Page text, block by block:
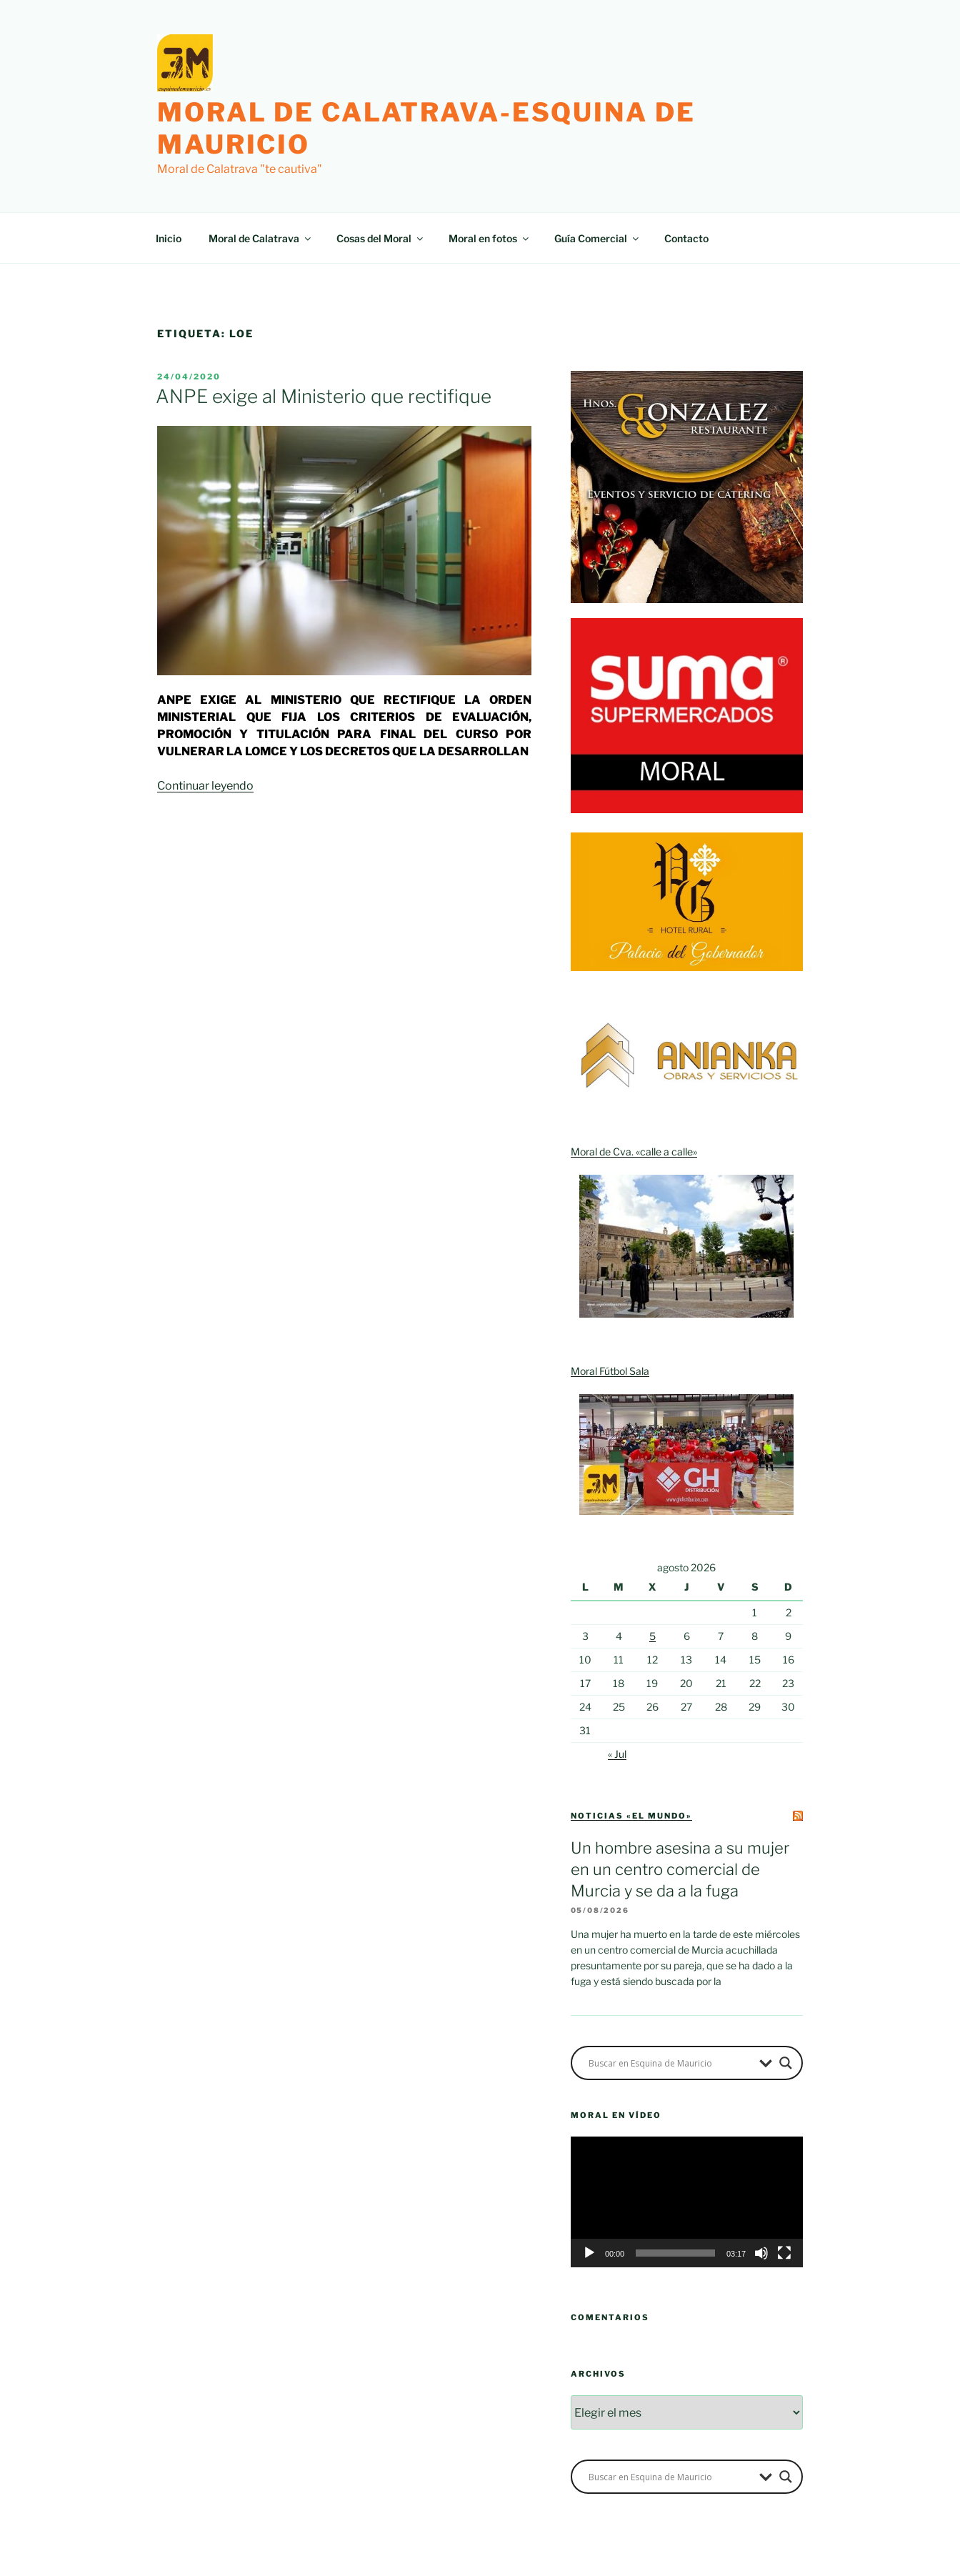
MORAL DE CALATRAVA-ESQUINA DE
MAURICIO
Moral de Calatrava "te cautiva"
Inicio Moral de Calatrava Cosas del Moral Moral en fotos Guía Comercial Contacto
ETIQUETA: LOE
PUBLICADO
EL
24/04/2020
ANPE exige al Ministerio que rectifique
ANPE EXIGE AL MINISTERIO QUE RECTIFIQUE LA ORDEN
MINISTERIAL QUE FIJA LOS CRITERIOS DE EVALUACIÓN,
PROMOCIÓN Y TITULACIÓN PARA FINAL DEL CURSO POR
VULNERAR LA LOMCE Y LOS DECRETOS QUE LA DESARROLLAN
Continuar leyendo
Moral de Cva. «calle a calle»
Moral Fútbol Sala
agosto 2026
L
M X J V S D
1
2
3
4 5 6 7 8
9
10
11 12 13 14 15
16
17
18 19 20 21 22
23
24
25 26 27 28 29
30
31
« Jul
NOTICIAS «EL MUNDO»
Un hombre asesina a su mujer
en un centro comercial de
Murcia y se da a la fuga
05/08/2026
Una mujer ha muerto en la tarde de este miércoles
en un centro comercial de Murcia acuchillada
presuntamente por su pareja, que se ha dado a la
fuga y está siendo buscada por la
MORAL EN VÍDEO
00:00 03:17
COMENTARIOS
ARCHIVOS